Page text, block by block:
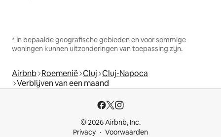
* In bepaalde geografische gebieden en voor sommige
woningen kunnen uitzonderingen van toepassing zijn.
Airbnb Roemenië Cluj Cluj-Napoca
Verblijven van een maand
© 2026 Airbnb, Inc.
Privacy
Voorwaarden